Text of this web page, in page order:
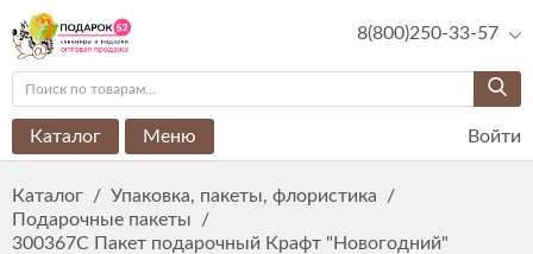
8(800)250-33-57
Каталог Меню Войти
Каталог / Упаковка, пакеты, флористика
/
Подарочные пакеты
/
300367С Пакет подарочный Крафт "Новогодний"